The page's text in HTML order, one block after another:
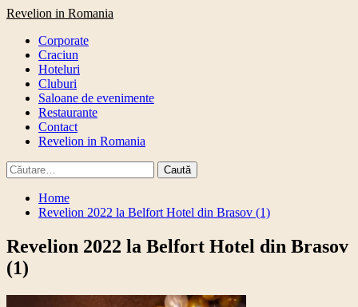
Primary
Revelion in Romania
Corporate
Craciun
Hoteluri
Cluburi
Saloane de evenimente
Restaurante
Contact
Revelion in Romania
Caută
după:
Home
Revelion 2022 la Belfort Hotel din Brasov (1)
Revelion 2022 la Belfort Hotel din Brasov
(1)